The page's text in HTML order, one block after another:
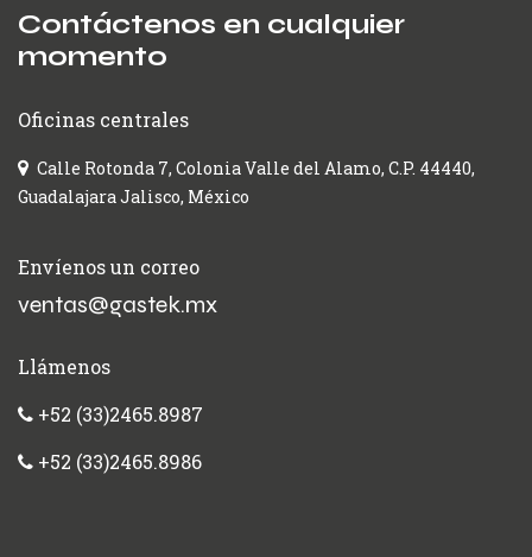
Contáctenos en cualquier
momento
Oficinas centrales
Calle Rotonda 7, Colonia Valle del Alamo, C.P. 44440,
Guadalajara Jalisco, México
Envíenos un correo
ventas@gastek.mx
Llámenos
+52 (33)2465.8987
+52 (33)2465.8986